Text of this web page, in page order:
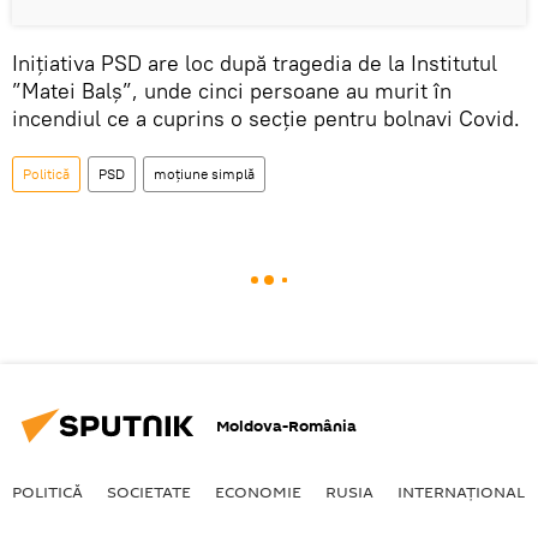
Inițiativa PSD are loc după tragedia de la Institutul
”Matei Balș”, unde cinci persoane au murit în
incendiul ce a cuprins o secție pentru bolnavi Covid.
Politică PSD moțiune simplă
Moldova-România
POLITICĂ SOCIETATE ECONOMIE RUSIA INTERNAŢIONAL